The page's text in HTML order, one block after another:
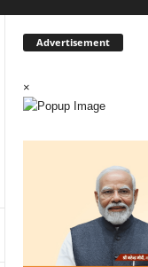
Advertisement
×